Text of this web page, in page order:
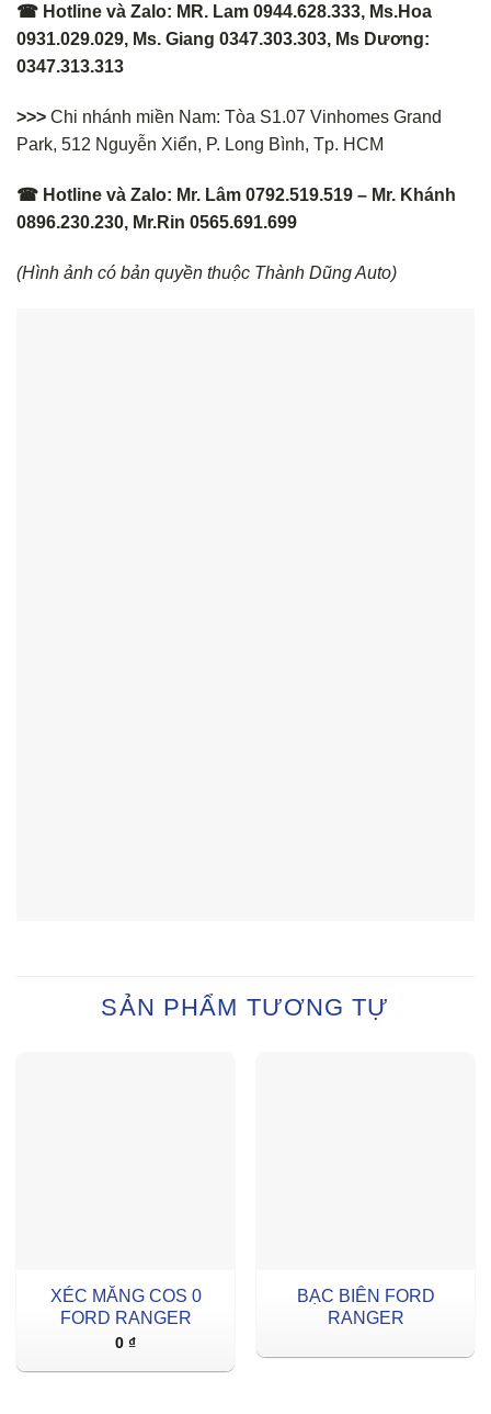
☎ Hotline và Zalo: MR. Lam 0944.628.333, Ms.Hoa
0931.029.029, Ms. Giang 0347.303.303, Ms Dương:
0347.313.313
>>> Chi nhánh miền Nam: Tòa S1.07 Vinhomes Grand
Park, 512 Nguyễn Xiển, P. Long Bình, Tp. HCM
☎ Hotline và Zalo: Mr. Lâm 0792.519.519 – Mr. Khánh
0896.230.230, Mr.Rin 0565.691.699
(Hình ảnh có bản quyền thuộc Thành Dũng Auto)
SẢN PHẨM TƯƠNG TỰ
XÉC MĂNG COS 0
FORD RANGER
0 ₫
BẠC BIÊN FORD
RANGER